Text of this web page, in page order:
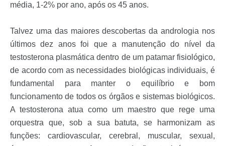
média, 1-2% por ano, após os 45 anos.
Talvez uma das maiores descobertas da andrologia nos
últimos dez anosfoi que a manutenção do nível da
testosterona plasmática dentro de um patamar fisiológico,
de acordo com as necessidades biológicas individuais, é
fundamental para manter o equilíbrio e bom
funcionamento de todos os órgãos e sistemas biológicos.
A testosterona atua como um maestro que rege uma
orquestra que, sob a sua batuta, se harmonizam as
funções: cardiovascular, cerebral, muscular, sexual,